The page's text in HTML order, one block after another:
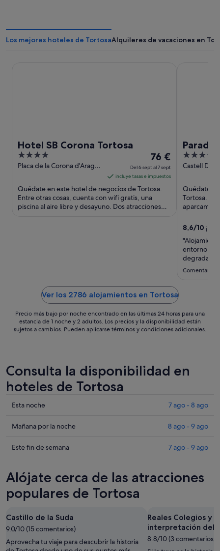
Los mejores hoteles de TortosaAlquileres de vacaciones en
Hotel SB Corona Tortosa
4
out
5
Placa de la Corona d'Arago,
El
precio
es
de
76 €
por
76 €
Del 6 sept al 7 sept
incluye tasas e impuestos
Quédate en este hotel de negocios de Tortosa.
Entre otras cosas, cuenta con wifi gratis, una
piscina al aire libre y desayuno. Dos atracciones
4
out
5
Castell De
Quédate
Tortosa.
8,6/10
entorno
degradado,
buena
Comentario
Ver los 2786 alojamientos en Tortosa
Precio más bajo por noche encontrado en las últimas 24 horas para una
estancia de 1 noche y 2 adultos. Los precios y la disponibilidad están
sujetos a cambios. Pueden aplicarse términos y condiciones adicionales.
Consulta la disponibilidad en
hoteles de Tortosa
Comprueba
precios
Tortosa
noche,
ago
8
ago
Esta noche 7 ago - 8 ago
Comprueba
precios
para
mañana
por
noche,
8
ago
Mañana por la noche 8 ago - 9 ago
Comprueba
en
Tortosa
para
fin
de
semana,
Este fin de semana 7 ago - 9 ago
Alójate cerca de las atracciones
populares de Tortosa
Castillo de la Suda
9.0/10 (15 comentarios)
Aprovecha tu viaje para descubrir la historia
Reales Colegios y
interpretación del
8.8/10 (3 comentarios)